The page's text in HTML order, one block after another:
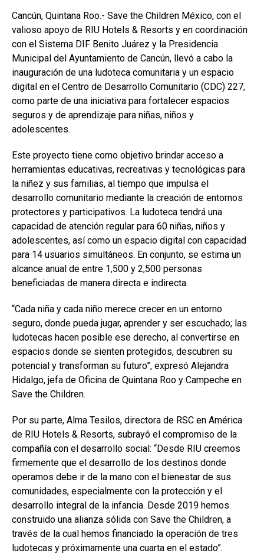
Cancún, Quintana Roo.- Save the Children México, con el
valioso apoyo de RIU Hotels & Resorts y en coordinación
con el Sistema DIF Benito Juárez y la Presidencia
Municipal del Ayuntamiento de Cancún, llevó a cabo la
inauguración de una ludoteca comunitaria y un espacio
digital en el Centro de Desarrollo Comunitario (CDC) 227,
como parte de una iniciativa para fortalecer espacios
seguros y de aprendizaje para niñas, niños y
adolescentes.
Este proyecto tiene como objetivo brindar acceso a
herramientas educativas, recreativas y tecnológicas para
la niñez y sus familias, al tiempo que impulsa el
desarrollo comunitario mediante la creación de entornos
protectores y participativos. La ludoteca tendrá una
capacidad de atención regular para 60 niñas, niños y
adolescentes, así como un espacio digital con capacidad
para 14 usuarios simultáneos. En conjunto, se estima un
alcance anual de entre 1,500 y 2,500 personas
beneficiadas de manera directa e indirecta.
“Cada niña y cada niño merece crecer en un entorno
seguro, donde pueda jugar, aprender y ser escuchado; las
ludotecas hacen posible ese derecho, al convertirse en
espacios donde se sienten protegidos, descubren su
potencial y transforman su futuro”, expresó Alejandra
Hidalgo, jefa de Oficina de Quintana Roo y Campeche en
Save the Children.
Por su parte, Alma Tesilos, directora de RSC en América
de RIU Hotels & Resorts, subrayó el compromiso de la
compañía con el desarrollo social: “Desde RIU creemos
firmemente que el desarrollo de los destinos donde
operamos debe ir de la mano con el bienestar de sus
comunidades, especialmente con la protección y el
desarrollo integral de la infancia. Desde 2019 hemos
construido una alianza sólida con Save the Children, a
través de la cual hemos financiado la operación de tres
ludotecas y próximamente una cuarta en el estado”.